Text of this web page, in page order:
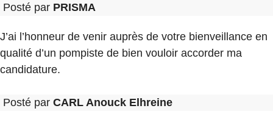
Posté par PRISMA
J’ai l’honneur de venir auprès de votre bienveillance en
qualité d’un pompiste de bien vouloir accorder ma
candidature.
Posté par CARL Anouck Elhreine